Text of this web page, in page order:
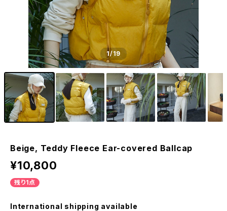
1/19
Beige, Teddy Fleece Ear-covered Ballcap
¥10,800
残り1点
International shipping available